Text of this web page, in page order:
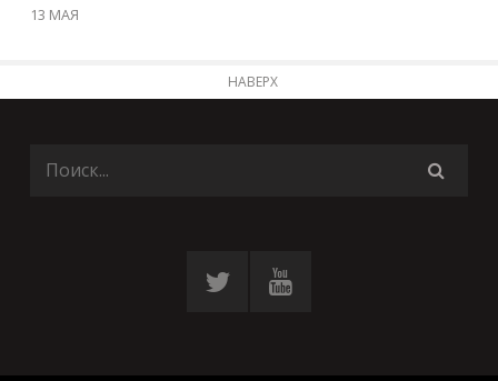
13 МАЯ
НАВЕРХ